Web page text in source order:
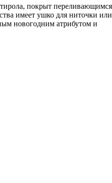
покрыт переливающимся
имеет ушко для ниточки или
новогодним атрибутом и